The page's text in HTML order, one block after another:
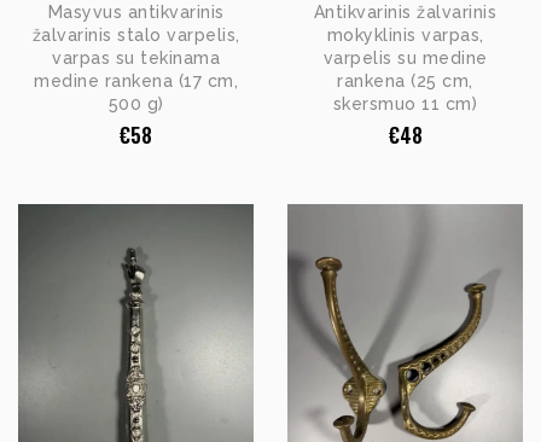
Masyvus antikvarinis
žalvarinis stalo varpelis,
varpas su tekinama
medine rankena (17 cm,
500 g)
€58
Antikvarinis žalvarinis
mokyklinis varpas,
varpelis su medine
rankena (25 cm,
skersmuo 11 cm)
€48